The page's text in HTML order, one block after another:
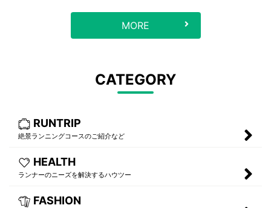
MORE
CATEGORY
RUNTRIP
絶景ランニングコースのご紹介など
HEALTH
ランナーのニーズを解決するハウツー
FASHION